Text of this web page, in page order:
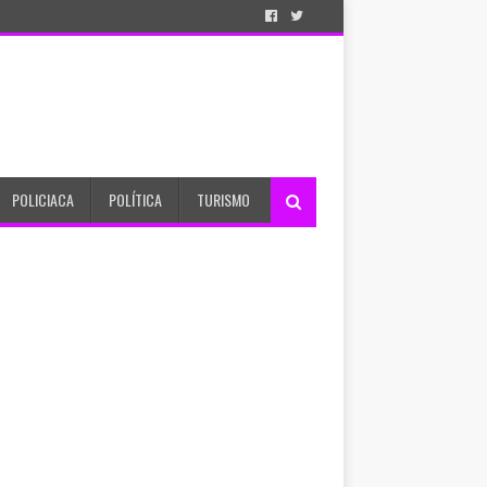
POLICIACA POLÍTICA TURISMO